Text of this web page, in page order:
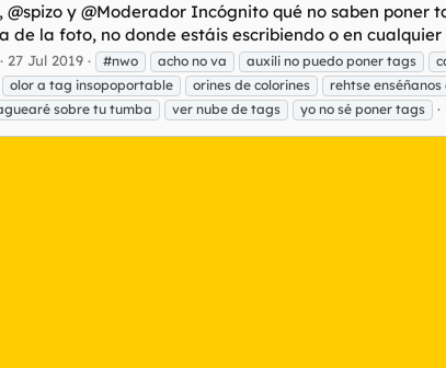
@spizo y @Moderador Incógnito qué no saben
de la foto, no donde estáis escribiendo o en
27 Jul 2019 #nwo acho no va auxili no puedo poner tags
olor a tag insopoportable orines de colorines rehtse enséñanos
sobre tu tumba ver nube de tags yo no sé poner tags